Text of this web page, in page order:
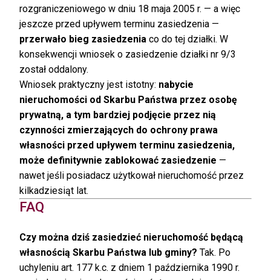
rozgraniczeniowego w dniu 18 maja 2005 r. — a więc
jeszcze przed upływem terminu zasiedzenia —
przerwało bieg zasiedzenia co do tej działki. W
konsekwencji wniosek o zasiedzenie działki nr 9/3
został oddalony.
Wniosek praktyczny jest istotny: nabycie
nieruchomości od Skarbu Państwa przez osobę
prywatną, a tym bardziej podjęcie przez nią
czynności zmierzających do ochrony prawa
własności przed upływem terminu zasiedzenia,
może definitywnie zablokować zasiedzenie —
nawet jeśli posiadacz użytkował nieruchomość przez
kilkadziesiąt lat.
FAQ
Czy można dziś zasiedzieć nieruchomość będącą
własnością Skarbu Państwa lub gminy? Tak. Po
uchyleniu art. 177 k.c. z dniem 1 października 1990 r.